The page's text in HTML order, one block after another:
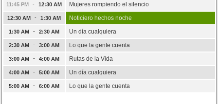
11:45 PM
- 12:30 AM Mujeres rompiendo el silencio
12:30 AM - 1:30 AM Noticiero hechos noche
1:30 AM - 2:30 AM Un día cualquiera
2:30 AM - 3:00 AM Lo que la gente cuenta
3:00 AM - 4:00 AM Rutas de la Vida
4:00 AM - 5:00 AM Un día cualquiera
5:00 AM - 6:00 AM Lo que la gente cuenta